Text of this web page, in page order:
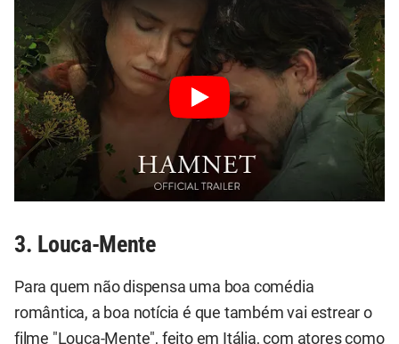
3. Louca-Mente
Para quem não dispensa uma boa comédia
romântica, a boa notícia é que também vai estrear o
filme "Louca-Mente", feito em Itália, com atores como